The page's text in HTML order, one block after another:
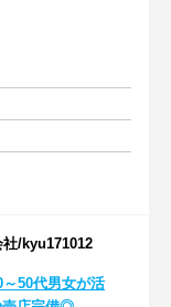
社/kyu171012
～50代男女が活